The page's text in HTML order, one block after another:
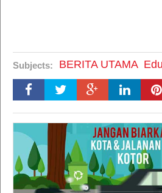
Subjects: BERITA UTAMA